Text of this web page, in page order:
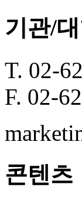
기관/
T. 02-
F. 02-
콘텐츠